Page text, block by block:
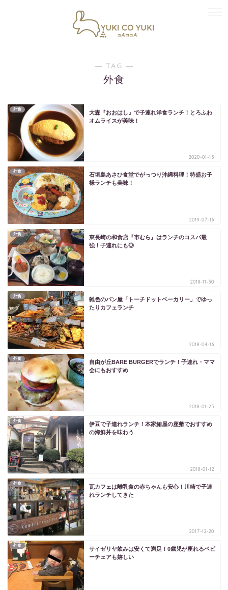
― TAG ―
外食
外食
大森『おおはし』で子連れ洋食ランチ！とろふわ
オムライスが美味！
2020-01-15
外食
石垣島あさひ食堂でがっつり沖縄料理！特盛お子
様ランチも美味！
2019-07-16
外食
東長崎の和食店『市むら』はランチのコスパ最
強！子連れにも◎
2018-11-30
外食
雑色のパン屋「トーチドットベーカリー」でゆっ
たりカフェランチ
2018-04-16
外食
自由が丘BARE BURGERでランチ！子連れ・ママ
会にもおすすめ
2018-01-25
外食
伊豆で子連れランチ！本家鮪屋の座敷でおすすめ
の海鮮丼を味わう
2018-01-12
外食
瓦カフェは離乳食の赤ちゃんも安心！川崎で子連
れランチしてきた
2017-12-20
外食
サイゼリヤ飲みは安くて満足！0歳児が座れるベビ
ーチェアも嬉しい